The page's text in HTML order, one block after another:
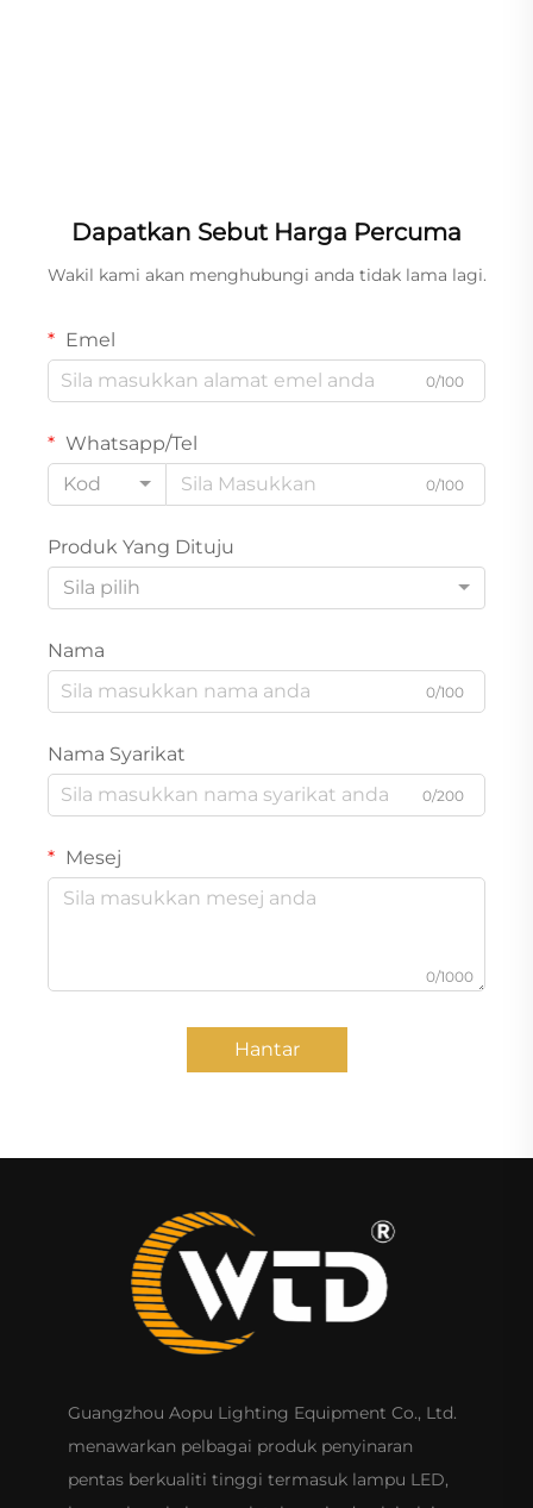
Dapatkan Sebut Harga Percuma
Wakil kami akan menghubungi anda tidak lama lagi.
Emel
0/100
Whatsapp/Tel
Kod
0/100
Produk Yang Dituju
Sila pilih
Nama
0/100
Nama Syarikat
0/200
Mesej
0/1000
Hantar
Guangzhou Aopu Lighting Equipment Co., Ltd.
menawarkan pelbagai produk penyinaran
pentas berkualiti tinggi termasuk lampu LED,